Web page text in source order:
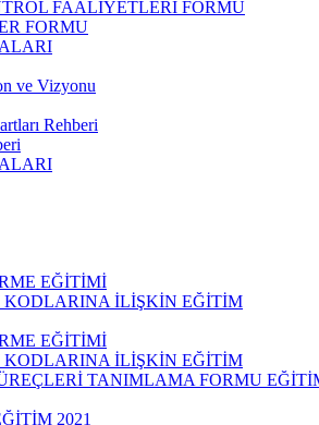
FAALİYETLERİ FORMU
FORMU
ve Vizyonu
Rehberi
EĞİTİMİ
KODLARINA İLİŞKİN EĞİTİM
EĞİTİMİ
KODLARINA İLİŞKİN EĞİTİM
TANIMLAMA FORMU
2021